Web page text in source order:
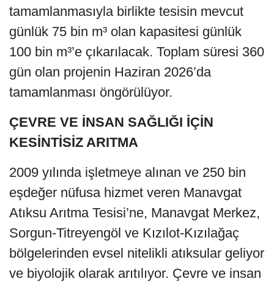
tamamlanmasıyla birlikte tesisin mevcut
günlük 75 bin m³ olan kapasitesi günlük
100 bin m³’e çıkarılacak. Toplam süresi 360
gün olan projenin Haziran 2026’da
tamamlanması öngörülüyor.
ÇEVRE VE İNSAN SAĞLIĞI İÇİN
KESİNTİSİZ ARITMA
2009 yılında işletmeye alınan ve 250 bin
eşdeğer nüfusa hizmet veren Manavgat
Atıksu Arıtma Tesisi’ne, Manavgat Merkez,
Sorgun-Titreyengöl ve Kızılot-Kızılağaç
bölgelerinden evsel nitelikli atıksular geliyor
ve biyolojik olarak arıtılıyor. Çevre ve insan